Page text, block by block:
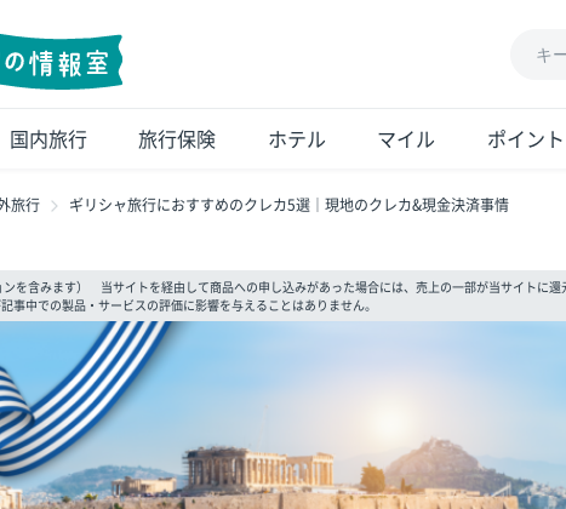
国内旅行 旅行保険 ホテル マイル ポイント
旅行 ギリシャ旅行におすすめのクレカ5選│現地のクレカ&現金決済事情
ンを含みます） 当サイトを経由して商品への申し込みがあった場合には、売上の一部が当サイトに還
事中での製品・サービスの評価に影響を与えることはありません。